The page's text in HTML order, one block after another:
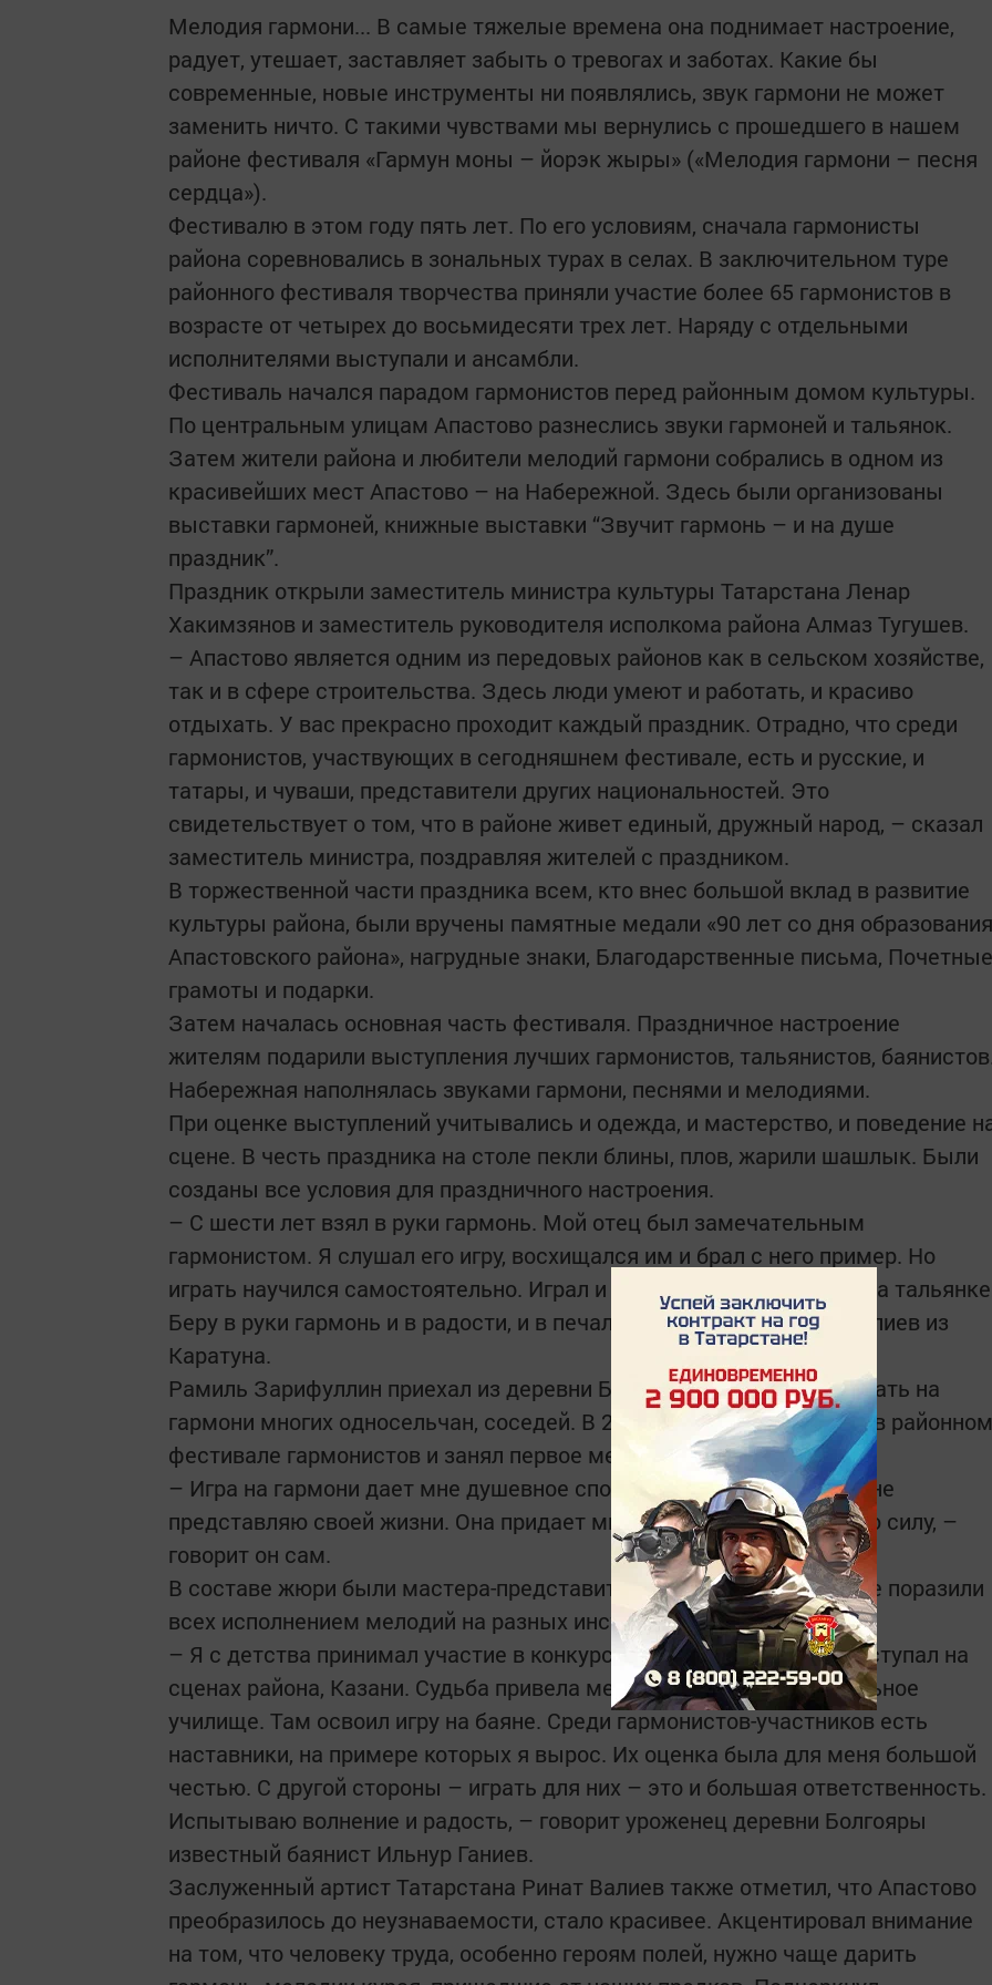
Мелодия гармони... В самые тяжелые времена она поднимает настроение,
радует, утешает, заставляет забыть о тревогах и заботах. Какие бы
современные, новые инструменты ни появлялись, звук гармони не может
заменить ничто. С такими чувствами мы вернулись с прошедшего в нашем
районе фестиваля «Гармун моны – йорэк жыры» («Мелодия гармони – песня
сердца»).
Фестивалю в этом году пять лет. По его условиям, сначала гармонисты
района соревновались в зональных турах в селах. В заключительном туре
районного фестиваля творчества приняли участие более 65 гармонистов в
возрасте от четырех до восьмидесяти трех лет. Наряду с отдельными
исполнителями выступали и ансамбли.
Фестиваль начался парадом гармонистов перед районным домом культуры.
По центральным улицам Апастово разнеслись звуки гармоней и тальянок.
Затем жители района и любители мелодий гармони собрались в одном из
красивейших мест Апастово – на Набережной. Здесь были организованы
выставки гармоней, книжные выставки “Звучит гармонь – и на душе
праздник”.
Праздник открыли заместитель министра культуры Татарстана Ленар
Хакимзянов и заместитель руководителя исполкома района Алмаз Тугушев.
– Апастово является одним из передовых районов как в сельском хозяйстве,
так и в сфере строительства. Здесь люди умеют и работать, и красиво
отдыхать. У вас прекрасно проходит каждый праздник. Отрадно, что среди
гармонистов, участвующих в сегодняшнем фестивале, есть и русские, и
татары, и чуваши, представители других национальностей. Это
свидетельствует о том, что в районе живет единый, дружный народ, – сказал
заместитель министра, поздравляя жителей с праздником.
В торжественной части праздника всем, кто внес большой вклад в развитие
культуры района, были вручены памятные медали «90 лет со дня образования
Апастовского района», нагрудные знаки, Благодарственные письма, Почетные
грамоты и подарки.
Затем началась основная часть фестиваля. Праздничное настроение
жителям подарили выступления лучших гармонистов, тальянистов,
Набережная наполнялась звуками гармони, песнями и мелодиями.
При оценке выступлений учитывались и одежда, и мастерство, и поведение
сцене. В честь праздника на столе пекли блины, плов, жарили шашлык. Были
созданы все условия для праздничного настроения.
– С шести лет взял в руки гармонь. Мой отец был замечательным
гармонистом. Я слушал его игру, восхищался им и брал с него пример. Но
играть научился самостоятельно. Играл и на хромке, и на баяне, и на
Беру в руки гармонь и в радости, и в печали, – говорит Ильгизар Валиев из
Каратуна.
Рамиль Зарифуллин приехал из деревни Б.Болгояры. Он научил играть на
гармони многих односельчан, соседей. В 2017 году принял участие в районном
фестивале гармонистов и занял первое место.
– Игра на гармони дает мне душевное спокойствие. Без гармони я не
представляю своей жизни. Она придает мне невероятную духовную силу, –
говорит он сам.
В составе жюри были мастера-представители из Казани. Они также поразили
всех исполнением мелодий на разных инструментах.
– Я с детства принимал участие в конкурсах «Играй, гармонь!». Выступал на
сценах района, Казани. Судьба привела меня в Казанское музыкальное
училище. Там освоил игру на баяне. Среди гармонистов-участников есть
наставники, на примере которых я вырос. Их оценка была для меня большой
честью. С другой стороны – играть для них – это и большая ответственность.
Испытываю волнение и радость, – говорит уроженец деревни Болгояры
известный баянист Ильнур Ганиев.
Заслуженный артист Татарстана Ринат Валиев также отметил, что Апастово
преобразилось до неузнаваемости, стало красивее. Акцентировал внимание
на том, что человеку труда, особенно героям полей, нужно чаще дарить